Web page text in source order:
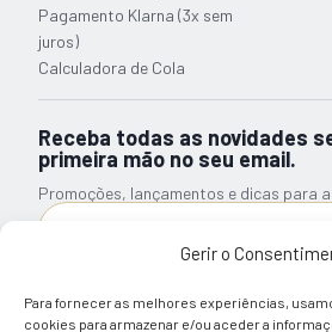
Gerir o
Para fornecer as melhores experiências,
cookies para armazenar e/ou aceder a
Pagamento Klarna (3x sem
juros)
Calculadora de Cola
Receba todas as novidades
primeira mão no seu email.
Promoções, lançamentos e dicas para
Li e tomei conhecimento sobre a